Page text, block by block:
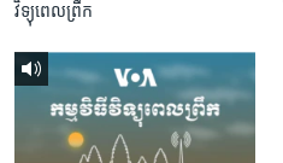
វិទ្យុពេលព្រឹក